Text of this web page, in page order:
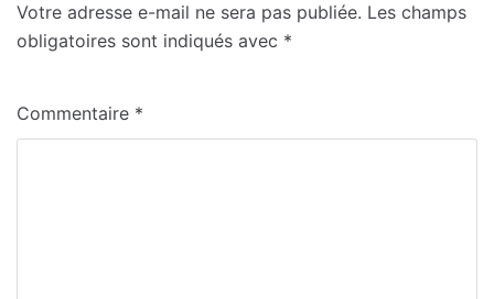
Votre adresse e-mail ne sera pas publiée. Les champs
obligatoires sont indiqués avec *
Commentaire *